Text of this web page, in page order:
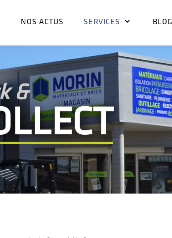
NOS ACTUS SERVICES BLOG
&